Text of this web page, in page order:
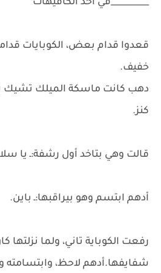
_________في احد الكافيهات
قعدوا قدام بعض، الكوبايات
خفيف.
دهب كانت ماسكة الميلك تشيك
كنز.
قالت وهي بتاخد أول رشفة:ـ يا
أدهم ابتسم وهو بيراقبها:ـ باين.
رفعت الكوباية تاني، ولما
شفايفها.أدهم لاحظ،